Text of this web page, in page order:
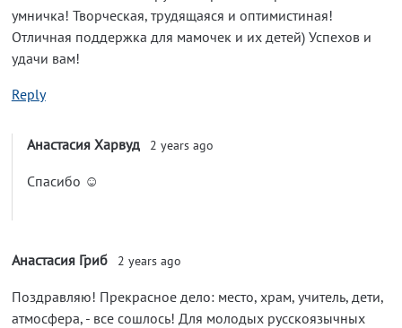
умничка! Творческая, трудящаяся и оптимистиная!
Отличная поддержка для мамочек и их детей) Успехов и
удачи вам!
Reply
Анастасия Харвуд 2 years ago
Спасибо ☺️
Анастасия Гриб 2 years ago
Поздравляю! Прекрасное дело: место, храм, учитель, дети,
атмосфера, - все сошлось! Для молодых русскоязычных